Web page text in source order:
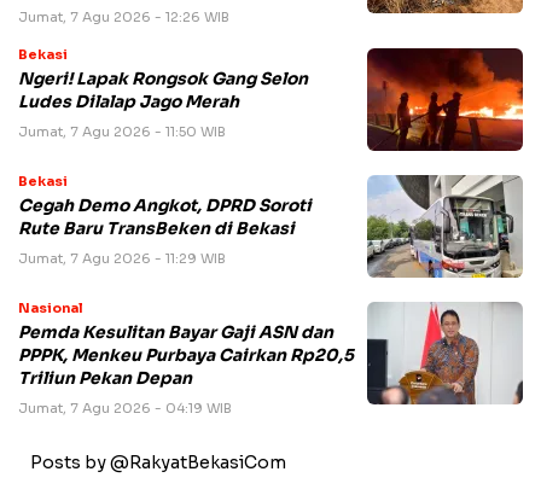
Jumat, 7 Agu 2026 - 12:26 WIB
Bekasi
Ngeri! Lapak Rongsok Gang Selon
Ludes Dilalap Jago Merah
Jumat, 7 Agu 2026 - 11:50 WIB
Bekasi
Cegah Demo Angkot, DPRD Soroti
Rute Baru TransBeken di Bekasi
Jumat, 7 Agu 2026 - 11:29 WIB
Nasional
Pemda Kesulitan Bayar Gaji ASN dan
PPPK, Menkeu Purbaya Cairkan Rp20,5
Triliun Pekan Depan
Jumat, 7 Agu 2026 - 04:19 WIB
Posts by @RakyatBekasiCom